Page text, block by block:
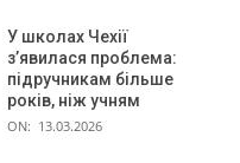
У школах Чехії
з’явилася проблема:
підручникам більше
років, ніж учням
ON: 13.03.2026